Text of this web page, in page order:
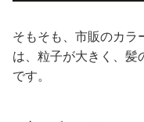
そもそも、市販のカラ
は、粒子が大きく、髪
です。